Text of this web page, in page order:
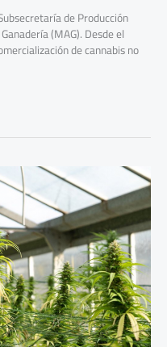
de Producción
(MAG). Desde el
de cannabis no